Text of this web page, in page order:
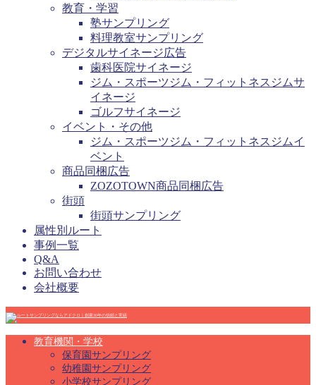
教育・学習
塾サンプリング
料理教室サンプリング
デジタルサイネージ広告
歯科医院サイネージ
ジム・スポーツジム・フィットネスジムサ
イネージ
ゴルフサイネージ
イベント・その他
ジム・スポーツジム・フィットネスジムイ
ベント
商品同梱広告
ZOZOTOWN商品同梱広告
街頭
街頭サンプリング
属性別ルート
事例一覧
Q&A
お問い合わせ
会社概要
教育機関・学校
保育園サンプリング
幼稚園サンプリング
小学校サンプリング